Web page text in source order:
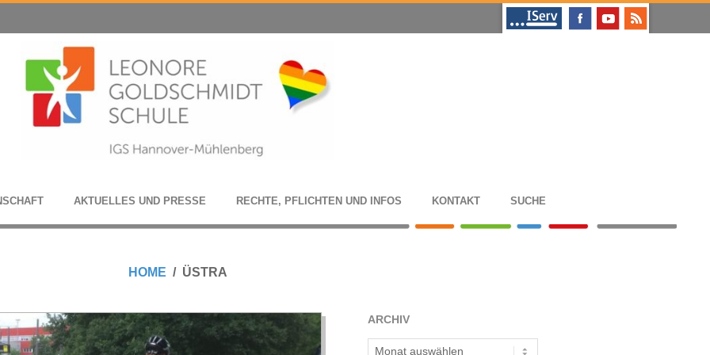
AKTU­EL­LES UND PRESSE RECHTE, PFLICH­TEN UND INFOS KON­TAKT SUCHE
HOME ÜSTRA
ARCHIV
Archiv